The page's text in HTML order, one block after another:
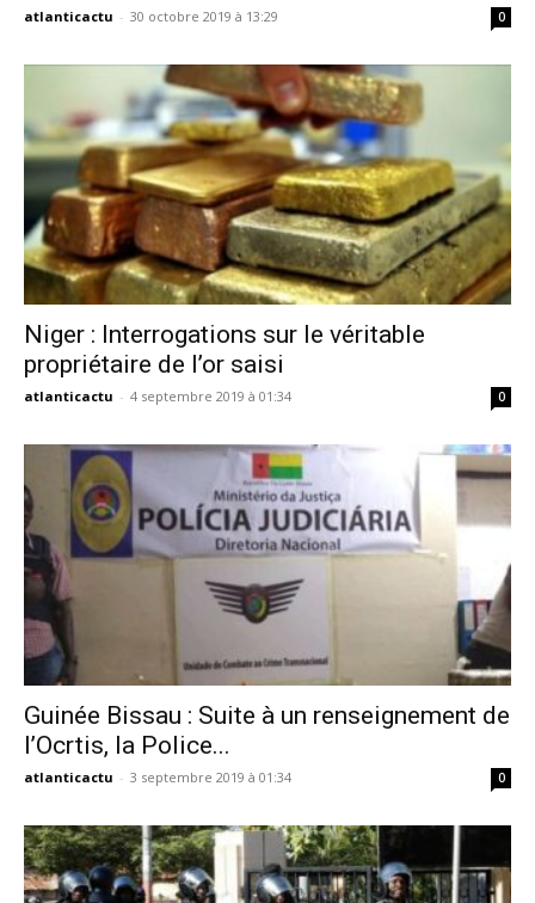
atlanticactu - 30 octobre 2019 à 13:29 0
Niger : Interrogations sur le véritable
propriétaire de l’or saisi
atlanticactu - 4 septembre 2019 à 01:34 0
Guinée Bissau : Suite à un renseignement de
l’Ocrtis, la Police...
atlanticactu - 3 septembre 2019 à 01:34 0